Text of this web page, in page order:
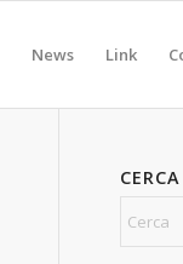
News Link
CERCA